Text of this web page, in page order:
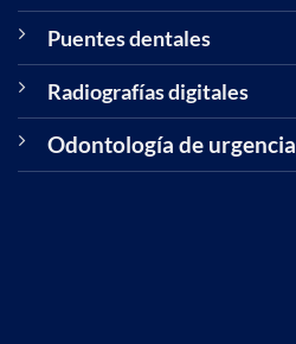
Puentes dentales
Radiografías digitales
Odontología de urgencia